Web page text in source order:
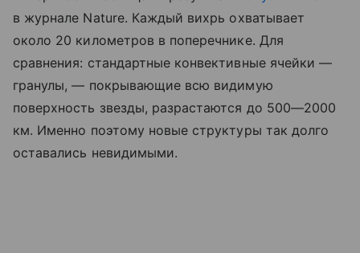
в журнале Nature. Каждый вихрь охватывает
около 20 километров в поперечнике. Для
сравнения: стандартные конвективные ячейки —
гранулы, — покрывающие всю видимую
поверхность звезды, разрастаются до 500—2000
км. Именно поэтому новые структуры так долго
оставались невидимыми.